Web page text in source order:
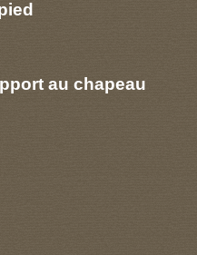
au chapeau